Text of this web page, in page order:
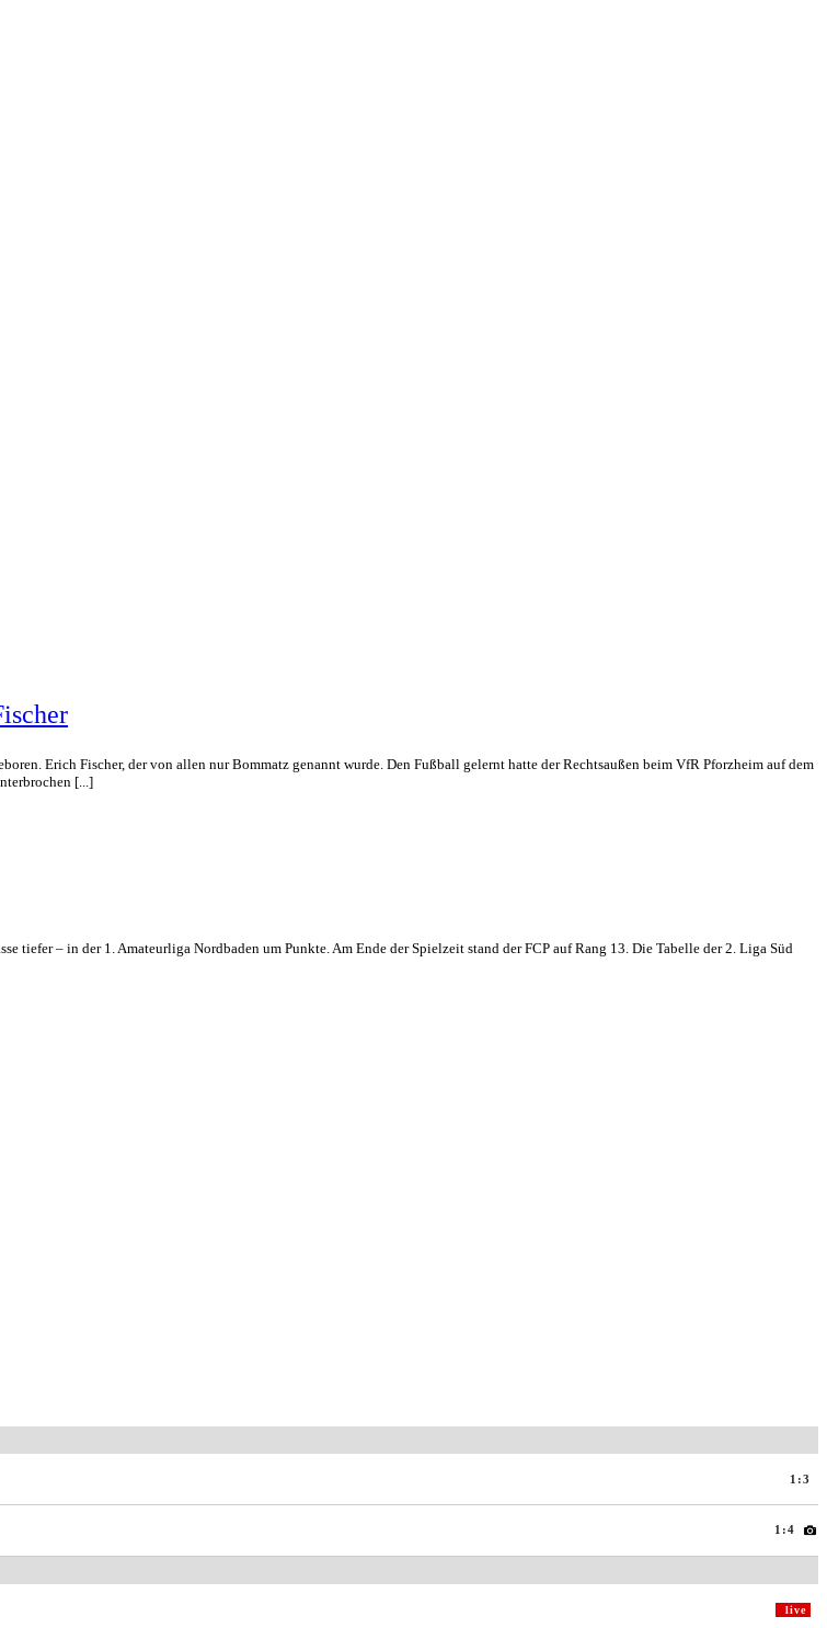
Erich Fischer, der von allen nur Bommatz genannt wurde. Den Fußball gelernt hatte der Rechtsaußen beim VfR Pforzheim auf dem
[...]
tiefer – in der 1. Amateurliga Nordbaden um Punkte. Am Ende der Spielzeit stand der FCP auf Rang 13. Die Tabelle der 2. Liga Süd